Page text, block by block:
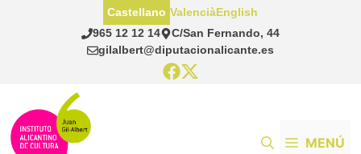
965 12 12 14
C/San Fernando, 44
gilalbert@diputacionalicante.es
Castellano ValenciàEnglish
MENÚ